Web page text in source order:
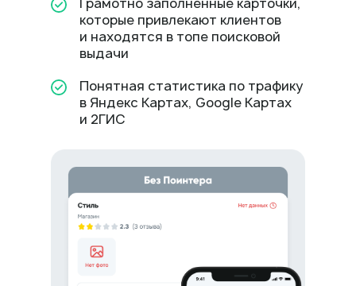
которые привлекают клиентов
и находятся в топе поисковой
выдачи
Понятная статистика по трафику
в Яндекс Картах, Google Картах
и 2ГИС